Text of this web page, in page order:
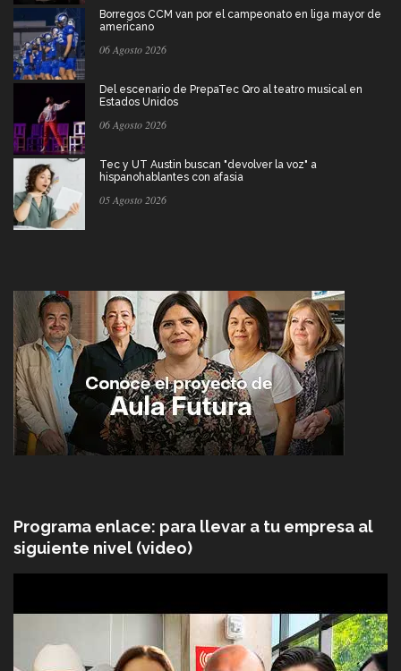
Borregos CCM van por el campeonato en liga mayor de
americano
06 Agosto 2026
Del escenario de PrepaTec Qro al teatro musical en
Estados Unidos
06 Agosto 2026
Tec y UT Austin buscan "devolver la voz" a
hispanohablantes con afasia
05 Agosto 2026
Programa enlace: para llevar a tu empresa al
siguiente nivel (video)